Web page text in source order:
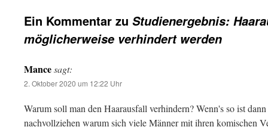
Ein Kommentar zu Studienergebnis:
möglicherweise verhindert werden
Mancesagt:
2. Oktober 2020 um 12:22 Uhr
Warum soll man den Haarausfall verhindern? Wenn's so ist
nachvollziehen warum sich viele Männer mit ihren komischen